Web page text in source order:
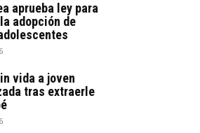
aprueba ley para
adopción de
vida a joven
tras extraerle